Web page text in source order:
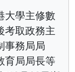
大學主修數
考取政務主
事務局局
育局局長等